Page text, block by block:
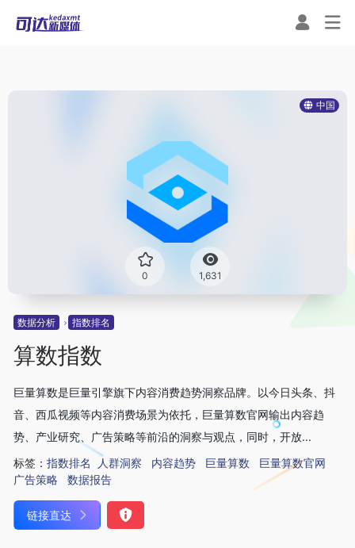
中国
0 1,631
数据分析 指数排名
算数指数
巨量算数是巨量引擎旗下内容消费趋势洞察品牌。以今日头条、抖
音、西瓜视频等内容消费场景为依托，巨量算数官网输出内容趋
势、产业研究、广告策略等前沿的洞察与观点，同时，开放...
标签： 指数排名 人群洞察 内容趋势 巨量算数
巨量算数官网
广告策略
数据报告
链接直达